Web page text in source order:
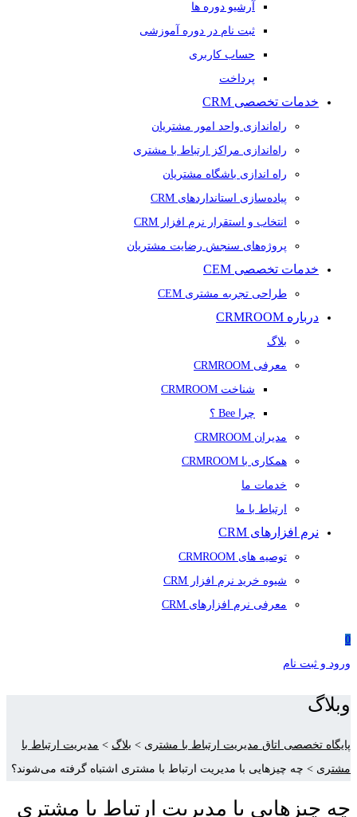
آرشیو دوره ها
ثبت نام در دوره آموزشی
حساب کاربری
پرداخت
خدمات تخصصی CRM
راه‌اندازی واحد امور مشتریان
راه‌اندازی مراکز ارتباط با مشتری
راه اندازی باشگاه مشتریان
پیاده‌سازی استانداردهای CRM
انتخاب و استقرار نرم افزار CRM
پروژه‌های سنجش رضایت مشتریان
خدمات تخصصی CEM
طراحی تجربه مشتری CEM
درباره CRMROOM
بلاگ
معرفی CRMROOM
شناخت CRMROOM
چرا Bee ؟
مدیران CRMROOM
همکاری با CRMROOM
خدمات ما
ارتباط با ما
نرم افزارهای CRM
توصیه های CRMROOM
شیوه خرید نرم افزار CRM
معرفی نرم افزارهای CRM
0
ورود و ثبت نام
وبلاگ
پایگاه تخصصی اتاق مدیریت ارتباط با مشتری > بلاگ > مدیریت ارتباط با
مشتری > چه چیزهایی با مدیریت ارتباط با مشتری اشتباه گرفته می‌شوند؟
چه چیزهایی با مدیریت ارتباط با مشتری